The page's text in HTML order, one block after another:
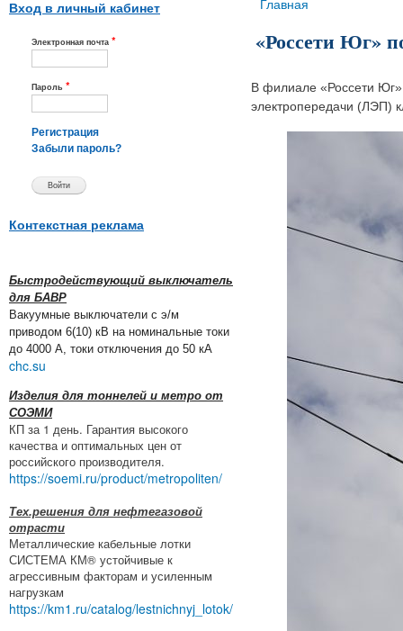
Вход в личный кабинет
Электронная почта *
Пароль *
Регистрация
Забыли пароль?
Контекстная реклама
Быстродействующий выключатель
для БАВР
Вакуумные выключатели с э/м
приводом 6(10) кВ на номинальные токи
до 4000 А, токи отключения до 50 кА
chc.su
Изделия для тоннелей и метро от
СОЭМИ
КП за 1 день. Гарантия высокого
качества и оптимальных цен от
российского производителя.
https://soemi.ru/product/metropoliten/
Тех.решения для нефтегазовой
отрасти
Металлические кабельные лотки
СИСТЕМА КМ® устойчивые к
агрессивным факторам и усиленным
нагрузкам
https://km1.ru/catalog/lestnichnyj_lotok/
Вы здесь
Главная
«Россети Юг»
В филиале «Россети Юг»
электропередачи (ЛЭП)